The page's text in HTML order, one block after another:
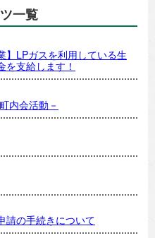
一覧
】LPガスを利用している生
支給します！
内会活動－
請の手続きについて